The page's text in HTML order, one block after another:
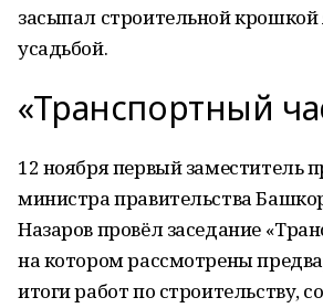
засыпал строительной
усадьбой.
«Транспортный
12 ноября первый заместитель
министра правительства
Назаров провёл заседание
на котором рассмотрены
итоги работ по строительству,